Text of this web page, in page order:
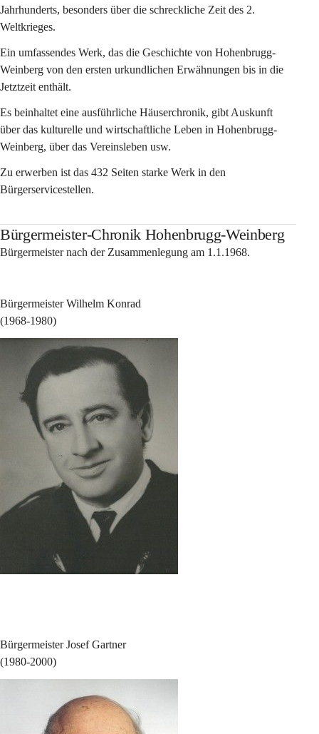
Jahrhunderts, besonders über die schreckliche Zeit des 2.
Weltkrieges.
Ein umfassendes Werk, das die Geschichte von Hohenbrugg-
Weinberg von den ersten urkundlichen Erwähnungen bis in die
Jetztzeit enthält.
Es beinhaltet eine ausführliche Häuserchronik, gibt Auskunft
über das kulturelle und wirtschaftliche Leben in Hohenbrugg-
Weinberg, über das Vereinsleben usw.
Zu erwerben ist das 432 Seiten starke Werk in den
Bürgerservicestellen.
Bürgermeister-Chronik Hohenbrugg-Weinberg
Bürgermeister nach der Zusammenlegung am 1.1.1968.
Bürgermeister Wilhelm Konrad
(1968-1980)
Bürgermeister Josef Gartner
(1980-2000)